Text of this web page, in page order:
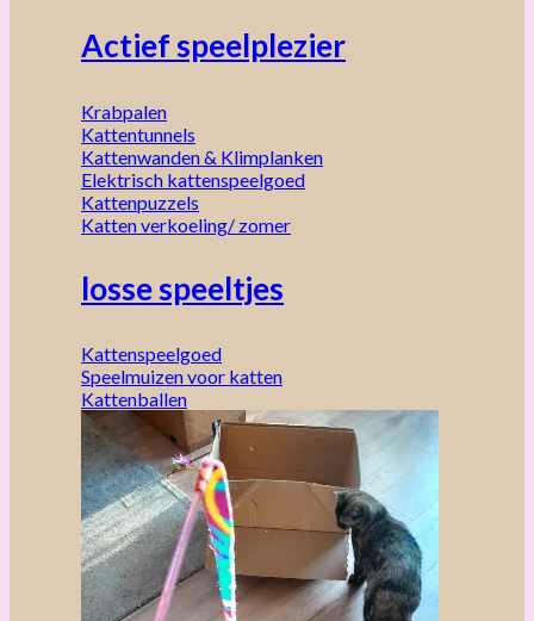
Actief speelplezier
Krabpalen
Kattentunnels
Kattenwanden & Klimplanken
Elektrisch kattenspeelgoed
Kattenpuzzels
Katten verkoeling/ zomer
losse speeltjes
Kattenspeelgoed
Speelmuizen voor katten
Kattenballen